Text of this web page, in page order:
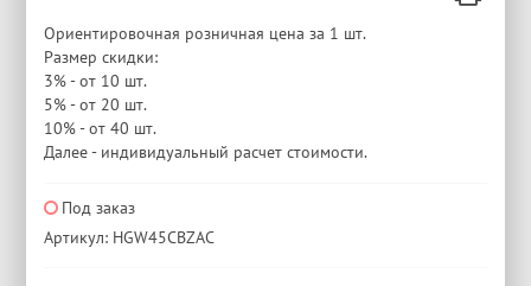
Ориентировочная розничная цена за 1 шт.
Размер скидки:
3% - от 10 шт.
5% - от 20 шт.
10% - от 40 шт.
Далее - индивидуальный расчет стоимости.
Под заказ
Артикул: HGW45CBZAC